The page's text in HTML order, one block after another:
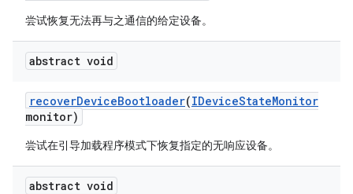
尝试恢复无法再与之通信的给定设备。
abstract void
recoverDeviceBootloader(IDeviceStateMonitor
monitor)
尝试在引导加载程序模式下恢复指定的无响应设备。
abstract void